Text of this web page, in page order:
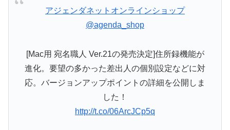
アジェンダネットオンラインショップ
@agenda_shop
[Mac用 宛名職人 Ver.21の発売決定]住所録機能が
進化。要望の多かった差出人の個別設定などに対
応。バージョンアップポイントの詳細を公開しま
した！
http://t.co/06ArcJCp5q